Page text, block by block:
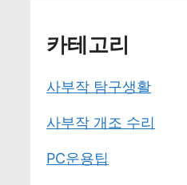
카테고리
사부작 탐구생활
사부작 개조 수리
PC운용팁